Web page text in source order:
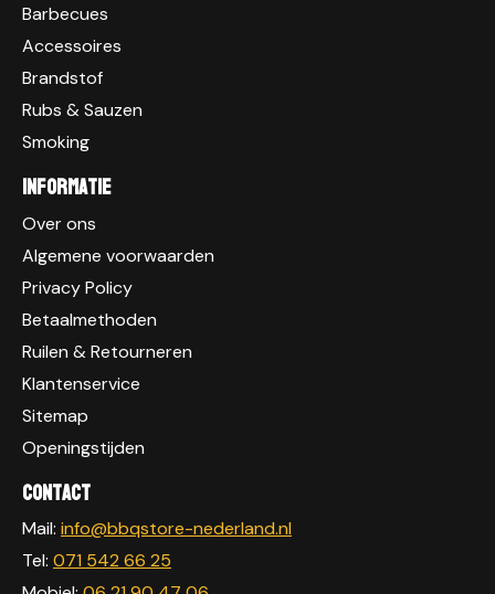
Barbecues
Accessoires
Brandstof
Rubs & Sauzen
Smoking
Informatie
Over ons
Algemene voorwaarden
Privacy Policy
Betaalmethoden
Ruilen & Retourneren
Klantenservice
Sitemap
Openingstijden
Contact
Mail: info@bbqstore-nederland.nl
Tel: 071 542 66 25